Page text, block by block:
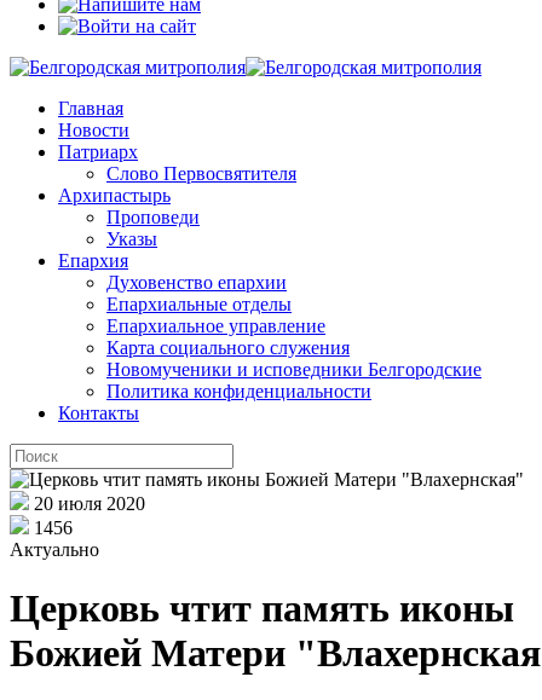
Главная
Новости
Патриарх
Слово Первосвятителя
Архипастырь
Проповеди
Указы
Епархия
Духовенство епархии
Епархиальные отделы
Епархиальное управление
Карта социального служения
Новомученики и исповедники Белгородские
Политика конфиденциальности
Контакты
20 июля 2020
1456
Актуально
Церковь чтит память иконы
Божией Матери